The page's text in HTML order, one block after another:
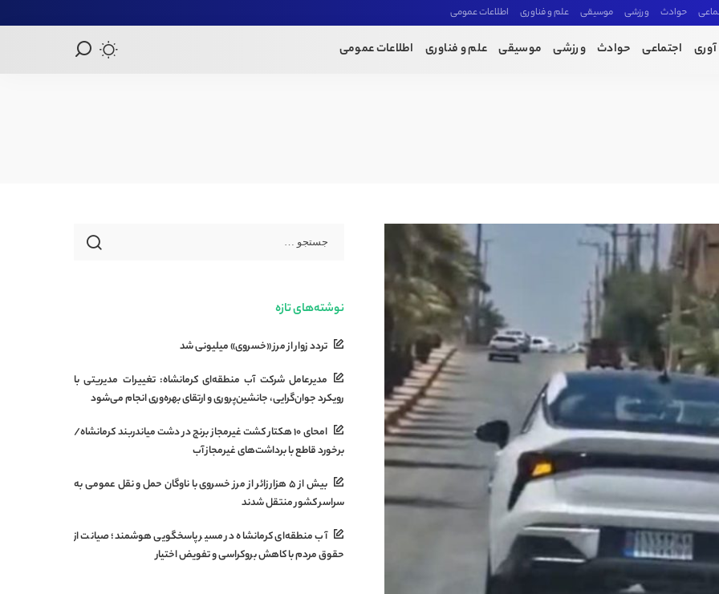
حوادث ورزشی موسیقی علم و فناوری اطلاعات عمومی
اجتماعی حوادث ورزشی موسیقی علم و فناوری اطلاعات عمومی
نوشته‌های تازه
تردد زوار از مرز «خسروی» میلیونی شد
مدیرعامل شرکت آب منطقه‌ای کرمانشاه: تغییرات مدیریتی با
رویکرد جوان‌گرایی، جانشین‌پروری و ارتقای بهره‌وری انجام می‌شود
امحای ۱۰ هکتار کشت غیرمجاز برنج در دشت میاندربند کرمانشاه/
برخورد قاطع با برداشت‌های غیرمجاز آب
بیش از ۵ هزار زائر از مرز خسروی با ناوگان حمل‌ و نقل عمومی به
سراسر کشور منتقل شدند
آب منطقه‌ای کرمانشاه در مسیر پاسخگویی هوشمند؛ صیانت از
حقوق مردم با کاهش بروکراسی و تفویض اختیار